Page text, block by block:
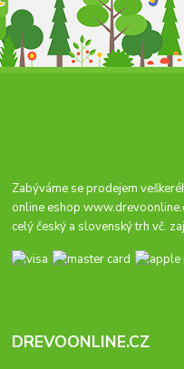
Zabýváme se prodejem
online eshop
celý český a slovenský trh vč.
DREVOONLINE.CZ